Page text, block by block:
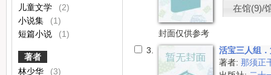
儿童文学
(2)
小说集
(1)
短篇小说
(1)
著者
林少华
(3)
封面仅供参考
在馆(9)/
3.
活宝三人组
著者:那须正